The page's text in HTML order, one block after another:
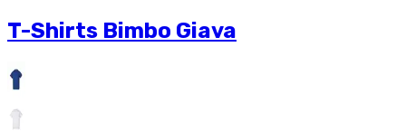
T-Shirts Bimbo Giava